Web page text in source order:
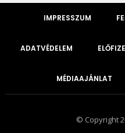
IMPRESSZUM
ADATVÉDELEM
MÉDIAAJÁNLAT
© Copyright